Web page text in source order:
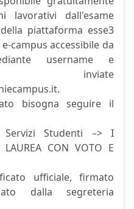
lavorativi dall'esame
piattaforma esse3
campus accessibile da
username e
inviate
bisogna seguire il
Servizi Studenti –> I
CON VOTO E
ufficiale, firmato
dalla segreteria